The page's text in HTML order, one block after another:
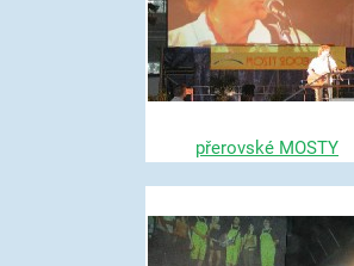
přerovské MOSTY